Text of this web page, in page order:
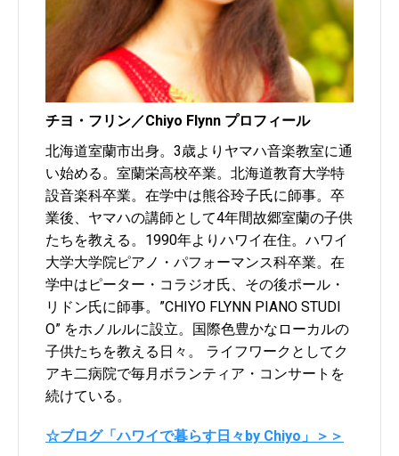
チヨ・フリン／Chiyo Flynn プロフィール
北海道室蘭市出身。3歳よりヤマハ音楽教室に通
い始める。室蘭栄高校卒業。北海道教育大学特
設音楽科卒業。在学中は熊谷玲子氏に師事。卒
業後、ヤマハの講師として4年間故郷室蘭の子供
たちを教える。1990年よりハワイ在住。ハワイ
大学大学院ピアノ・パフォーマンス科卒業。在
学中はピーター・コラジオ氏、その後ポール・
リドン氏に師事。”CHIYO FLYNN PIANO STUDI
O” をホノルルに設立。国際色豊かなローカルの
子供たちを教える日々。 ライフワークとしてク
アキ二病院で毎月ボランティア・コンサートを
続けている。
☆ブログ「ハワイで暮らす日々by Chiyo」＞＞